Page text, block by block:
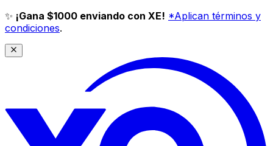
✨ ¡Gana $1000 enviando con XE! *Aplican términos y
condiciones.